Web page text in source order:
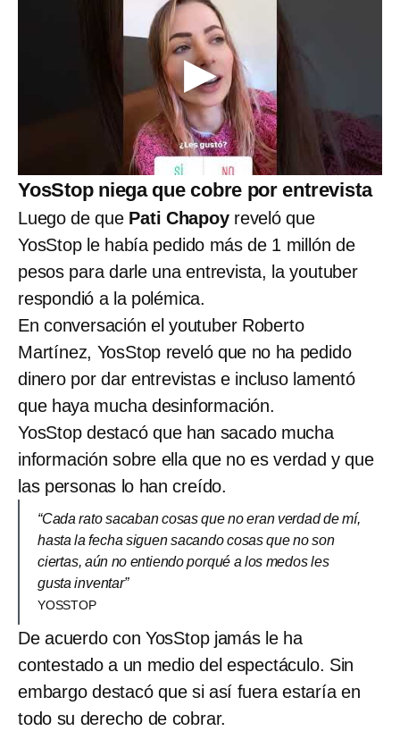
YosStop niega que cobre por entrevista
Luego de que Pati Chapoyreveló que
YosStop le había pedido más de 1 millón de
pesos para darle una entrevista, la youtuber
respondió a la polémica.
En conversación el youtuber Roberto
Martínez, YosStop reveló que no ha pedido
dinero por dar entrevistas e incluso lamentó
que haya mucha desinformación.
YosStop destacó que han sacado mucha
información sobre ella que no es verdad y que
las personas lo han creído.
“Cada rato sacaban cosas que no eran verdad de mí,
hasta la fecha siguen sacando cosas que no son
ciertas, aún no entiendo porqué a los medos les
gusta inventar”
YOSSTOP
De acuerdo con YosStop jamás le ha
contestado a un medio del espectáculo. Sin
embargo destacó que si así fuera estaría en
todo su derecho de cobrar.